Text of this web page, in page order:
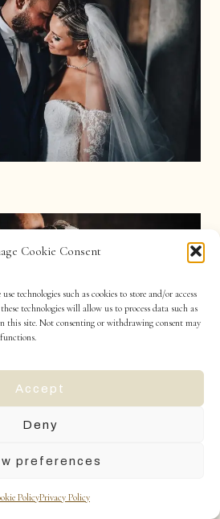
Cookie Consent
technologies such as cookies to store and/or access
technologies will allow us to process data such as
this site. Not consenting or withdrawing consent may
Accept
Deny
preferences
PolicyPrivacy Policy